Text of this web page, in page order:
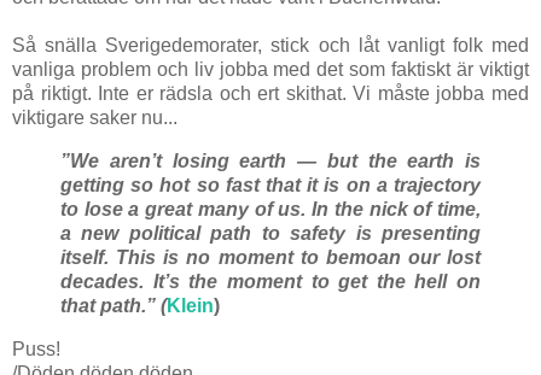
Så snälla Sverigedemorater, stick och låt vanligt folk med
vanliga problem och liv jobba med det som faktiskt är viktigt
på riktigt. Inte er rädsla och ert skithat. Vi måste jobba med
viktigare saker nu...
”We aren’t losing earth — but the earth is
getting so hot so fast that it is on a trajectory
to lose a great many of us. In the nick of time,
a new political path to safety is presenting
itself. This is no moment to bemoan our lost
decades. It’s the moment to get the hell on
that path.” (Klein)
Puss!